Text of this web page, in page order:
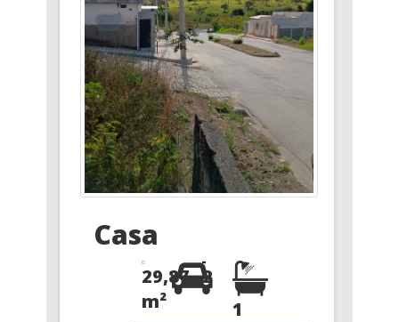
Casa
29,87
m²
2
1